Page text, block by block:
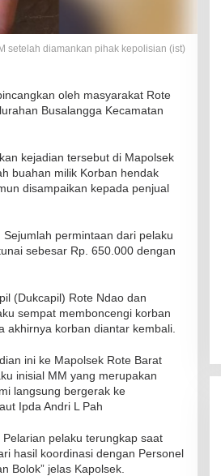
setelah diamankan pihak kepolisian (ist)
oleh masyarakat Rote
Busalangga Kecamatan
kejadian tersebut di Mapolsek
buahan milik Korban hendak
disampaikan kepada penjual
permintaan dari pelaku
sebesar Rp. 650.000 dengan
(Dukcapil) Rote Ndao dan
sempat memboncengi korban
akhirnya korban diantar kembali.
ini ke Mapolsek Rote Barat
inisial MM yang merupakan
langsung bergerak ke
Ipda Andri L Pah
pelaku terungkap saat
hasil koordinasi dengan Personel
Bolok” jelas Kapolsek.